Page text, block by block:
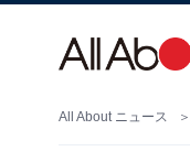
All About ニュース